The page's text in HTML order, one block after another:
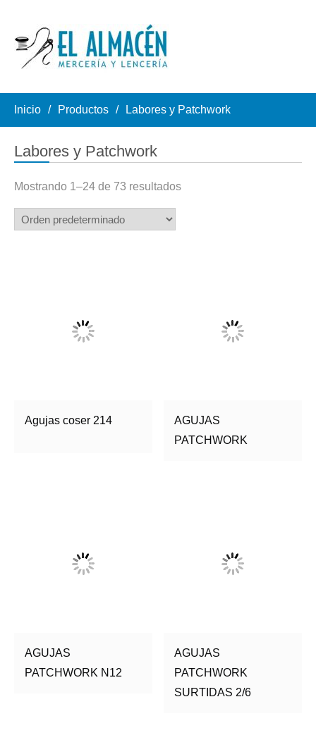
Inicio Productos Labores y Patchwork
Labores y Patchwork
Mostrando 1–24 de 73 resultados
Agujas coser 214
AGUJAS
PATCHWORK
AGUJAS
PATCHWORK N12
AGUJAS
PATCHWORK
SURTIDAS 2/6